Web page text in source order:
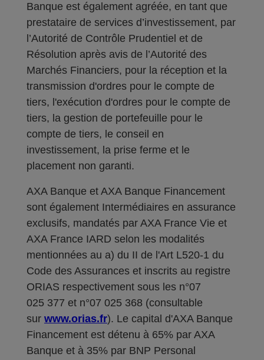
Banque est également agréée, en tant que
prestataire de services d’investissement, par
l’Autorité de Contrôle Prudentiel et de
Résolution après avis de l’Autorité des
Marchés Financiers, pour la réception et la
transmission d'ordres pour le compte de
tiers, l'exécution d'ordres pour le compte de
tiers, la gestion de portefeuille pour le
compte de tiers, le conseil en
investissement, la prise ferme et le
placement non garanti.
AXA Banque et AXA Banque Financement
sont également Intermédiaires en assurance
exclusifs, mandatés par AXA France Vie et
AXA France IARD selon les modalités
mentionnées au a) du II de l'Art L520-1 du
Code des Assurances et inscrits au registre
ORIAS respectivement sous les n°07
025 377 et n°07 025 368 (consultable
sur www.orias.fr). Le capital d'AXA Banque
Financement est détenu à 65% par AXA
Banque et à 35% par BNP Personal